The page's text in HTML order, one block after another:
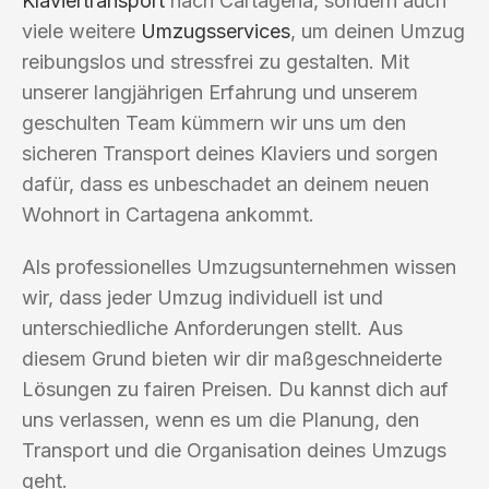
viele weitere Umzugsservices, um deinen Umzug
reibungslos und stressfrei zu gestalten. Mit
unserer langjährigen Erfahrung und unserem
geschulten Team kümmern wir uns um den
sicheren Transport deines Klaviers und sorgen
dafür, dass es unbeschadet an deinem neuen
Wohnort in Cartagena ankommt.
Als professionelles Umzugsunternehmen wissen
wir, dass jeder Umzug individuell ist und
unterschiedliche Anforderungen stellt. Aus
diesem Grund bieten wir dir maßgeschneiderte
Lösungen zu fairen Preisen. Du kannst dich auf
uns verlassen, wenn es um die Planung, den
Transport und die Organisation deines Umzugs
geht.